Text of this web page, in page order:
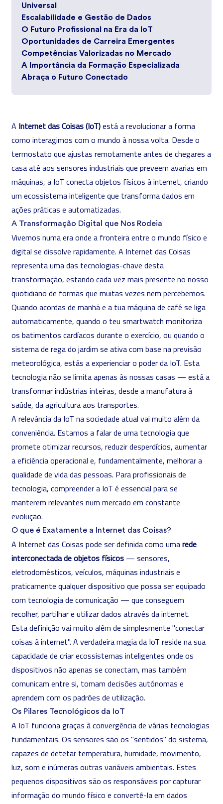
Universal
Escalabilidade e Gestão de Dados
O Futuro Profissional na Era da IoT
Oportunidades de Carreira Emergentes
Competências Valorizadas no Mercado
A Importância da Formação Especializada
Abraça o Futuro Conectado
A Internet das Coisas (IoT)está a revolucionar a forma
como interagimos com o mundo à nossa volta. Desde o
termostato que ajustas remotamente antes de chegares a
casa até aos sensores industriais que preveem avarias em
máquinas, a IoT conecta objetos físicos à internet, criando
um ecossistema inteligente que transforma dados em
ações práticas e automatizadas.
A Transformação Digital que Nos Rodeia
Vivemos numa era onde a fronteira entre o mundo físico e
digital se dissolve rapidamente. A Internet das Coisas
representa uma das tecnologias-chave desta
transformação, estando cada vez mais presente no nosso
quotidiano de formas que muitas vezes nem percebemos.
Quando acordas de manhã e a tua máquina de café se liga
automaticamente, quando o teu smartwatch monitoriza
os batimentos cardíacos durante o exercício, ou quando o
sistema de rega do jardim se ativa com base na previsão
meteorológica, estás a experienciar o poder da IoT. Esta
tecnologia não se limita apenas às nossas casas — está a
transformar indústrias inteiras, desde a manufatura à
saúde, da agricultura aos transportes.
A relevância da IoT na sociedade atual vai muito além da
conveniência. Estamos a falar de uma tecnologia que
promete otimizar recursos, reduzir desperdícios, aumentar
a eficiência operacional e, fundamentalmente, melhorar a
qualidade de vida das pessoas. Para profissionais de
tecnologia, compreender a IoT é essencial para se
manterem relevantes num mercado em constante
evolução.
O que é Exatamente a Internet das Coisas?
A Internet das Coisas pode ser definida como umarede
interconectada de objetos físicos — sensores,
eletrodomésticos, veículos, máquinas industriais e
praticamente qualquer dispositivo que possa ser equipado
com tecnologia de comunicação — que conseguem
recolher, partilhar e utilizar dados através da internet.
Esta definição vai muito além de simplesmente "conectar
coisas à internet". A verdadeira magia da IoT reside na sua
capacidade de criar ecossistemas inteligentes onde os
dispositivos não apenas se conectam, mas também
comunicam entre si, tomam decisões autónomas e
aprendem com os padrões de utilização.
Os Pilares Tecnológicos da IoT
A IoT funciona graças à convergência de várias tecnologias
fundamentais. Os sensores são os "sentidos" do sistema,
capazes de detetar temperatura, humidade, movimento,
luz, som e inúmeras outras variáveis ambientais. Estes
pequenos dispositivos são os responsáveis por capturar
informação do mundo físico e convertê-la em dados